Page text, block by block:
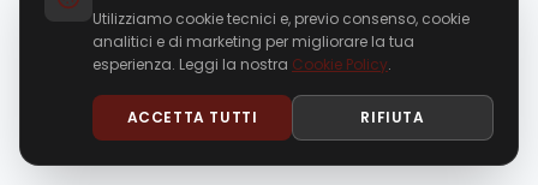
Utilizziamo cookie tecnici e, previo consenso, cookie
analitici e di marketing per migliorare la tua
esperienza. Leggi la nostra Cookie Policy.
ACCETTA TUTTI RIFIUTA